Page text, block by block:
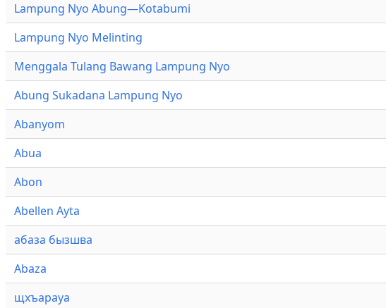
Lampung Nyo Abung—Kotabumi
Lampung Nyo Melinting
Menggala Tulang Bawang Lampung Nyo
Abung Sukadana Lampung Nyo
Abanyom
Abua
Abon
Abellen Ayta
абаза бызшва
Abaza
щхъарауа